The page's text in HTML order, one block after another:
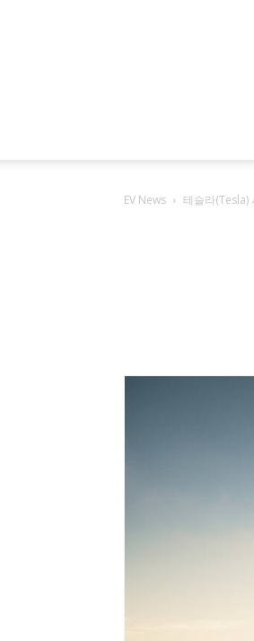
EV News 테슬라(Tesla)